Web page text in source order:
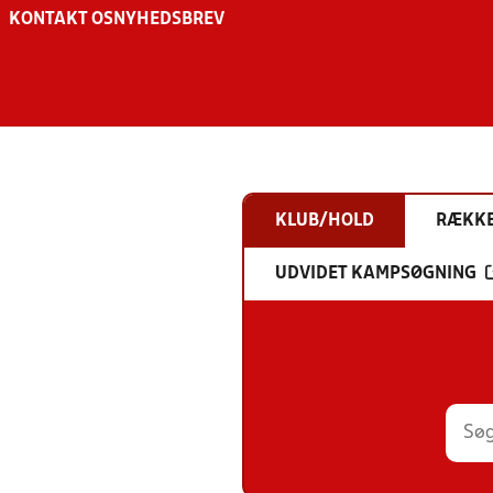
KONTAKT OS NYHEDSBREV
KLUB/HOLD
UDVIDET KAMPSØGNING